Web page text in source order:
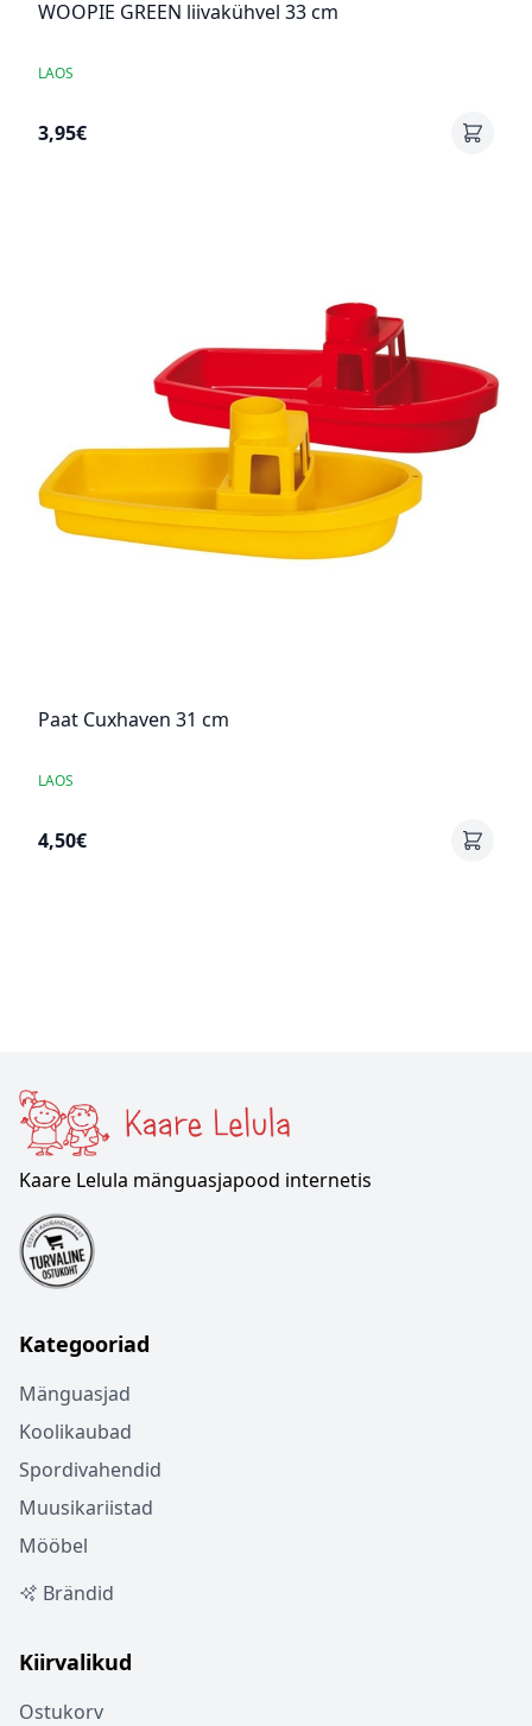
WOOPIE GREEN liivakühvel 33 cm
LAOS
3,95€
Paat Cuxhaven 31 cm
LAOS
4,50€
Kaare Lelula mänguasjapood internetis
Kategooriad
Mänguasjad
Koolikaubad
Spordivahendid
Muusikariistad
Mööbel
Brändid
Kiirvalikud
Ostukorv